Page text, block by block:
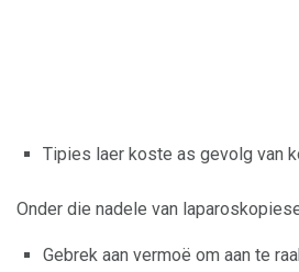
Tipies laer koste as gevolg van
Onder die nadele van
Gebrek aan vermoë om aan te